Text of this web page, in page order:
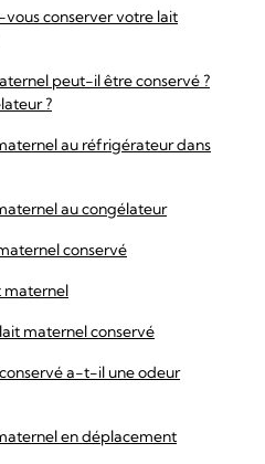
conserver votre lait
peut-il être conservé ?
?
au réfrigérateur dans
au congélateur
conservé
maternel
maternel conservé
a-t-il une odeur
en déplacement